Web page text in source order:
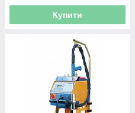
Купити